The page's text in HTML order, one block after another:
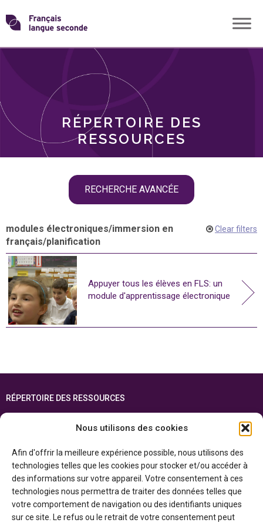
Nous utilisons des cookies
Afin d'offrir la meilleure expérience possible, nous utilisons des
technologies telles que les cookies pour stocker et/ou accéder à
des informations sur votre appareil. Votre consentement à ces
technologies nous permettra de traiter des données telles que
votre comportement de navigation ou des identifiants uniques
sur ce site. Le refus ou le retrait de votre consentement peut
Skip
toTransformons
langue
RÉPERTOIRE DES
RESSOURCES
RECHERCHE AVANCÉE
THÈMES
modules électroniques/immersion en
français/planification
Clear filters
Appuyer tous les élèves en FLS: un
module d'apprentissage électronique
RÉPERTOIRE DES RESSOURCES
ENGLISH
Cette ressource est réalisée grâce au soutien financier du gouvernement de
l’Ontario et du gouvernement duCanada par l’entremise du ministère du
Patrimoine canadien